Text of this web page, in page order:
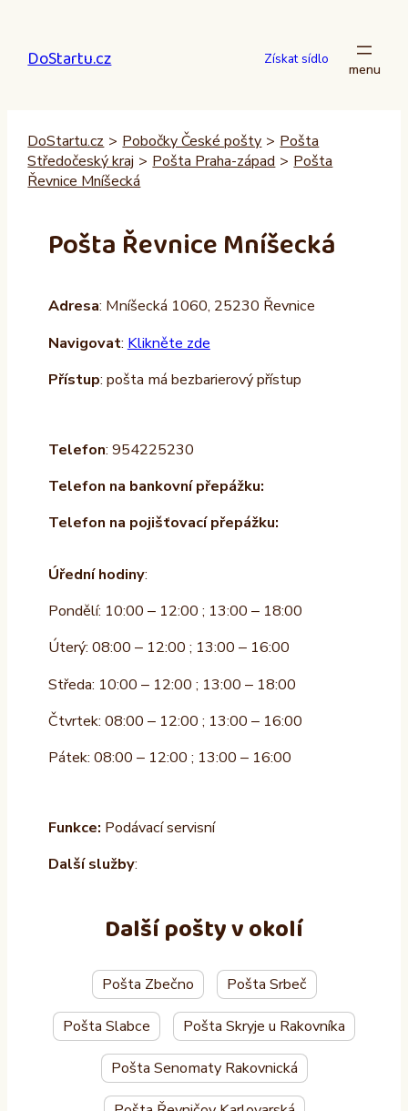
obsah
DoStartu.cz Získat sídlo
DoStartu.cz > Pobočky České pošty > Pošta
Středočeský kraj > Pošta Praha-západ > Pošta
Řevnice Mníšecká
Pošta Řevnice Mníšecká
Adresa: Mníšecká 1060, 25230 Řevnice
Navigovat: Klikněte zde
Přístup: pošta má bezbarierový přístup
Telefon: 954225230
Telefon na bankovní přepážku:
Telefon na pojišťovací přepážku:
Úřední hodiny:
Pondělí: 10:00 – 12:00 ; 13:00 – 18:00
Úterý: 08:00 – 12:00 ; 13:00 – 16:00
Středa: 10:00 – 12:00 ; 13:00 – 18:00
Čtvrtek: 08:00 – 12:00 ; 13:00 – 16:00
Pátek: 08:00 – 12:00 ; 13:00 – 16:00
Funkce: Podávací servisní
Další služby:
Další pošty v okolí
Pošta Zbečno Pošta Srbeč
Pošta Slabce Pošta Skryje u Rakovníka
Pošta Senomaty Rakovnická